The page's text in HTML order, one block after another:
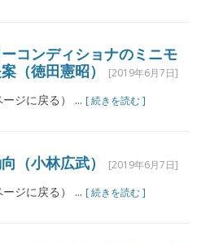
コンディショナのミニモ
（徳田憲昭）
[2019年6月7日]
ジに戻る） ... [ 続きを読む ]
（小林広武） [2019年6月7日]
ジに戻る） ... [ 続きを読む ]